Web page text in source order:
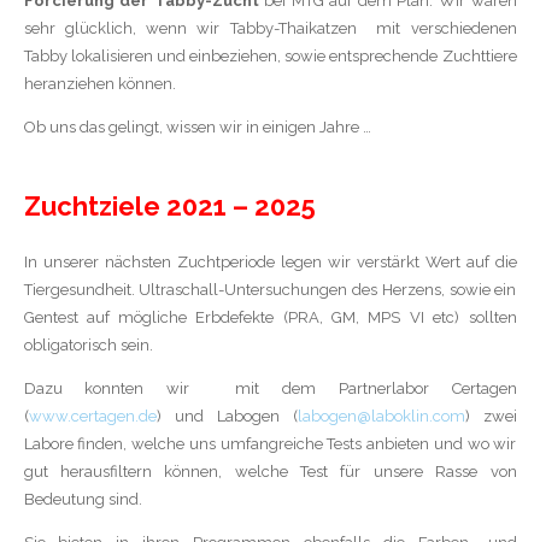
sehr glücklich, wenn wir Tabby-Thaikatzen mit verschiedenen
Tabby lokalisieren und einbeziehen, sowie entsprechende Zuchttiere
heranziehen können.
Ob uns das gelingt, wissen wir in einigen Jahre …
Zuchtziele 2021 – 2025
In unserer nächsten Zuchtperiode legen wir verstärkt Wert auf die
Tiergesundheit. Ultraschall-Untersuchungen des Herzens, sowie ein
Gentest auf mögliche Erbdefekte (PRA, GM, MPS VI etc) sollten
obligatorisch sein.
Dazu konnten wir mit dem Partnerlabor Certagen
(www.certagen.de) und Labogen (labogen@laboklin.com) zwei
Labore finden, welche uns umfangreiche Tests anbieten und wo wir
gut herausfiltern können, welche Test für unsere Rasse von
Bedeutung sind.